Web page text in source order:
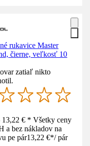
rukavice Master
čierne, veľkosť 10
zatiaľ nikto
€ * Všetky ceny
a bez nákladov na
pe pár13,22 €*/ pár